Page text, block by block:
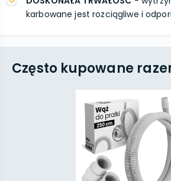
karbowane jest rozciągliwe i
Często kupowane